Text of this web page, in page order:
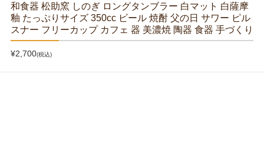
和食器 松助窯 しのぎ ロングタンブラー 白マット 白薩摩
釉 たっぷりサイズ 350cc ビール 焼酎 父の日 サワー ピル
スナー フリーカップ カフェ 器 美濃焼 陶器 食器 手づくり
¥2,700(税込)